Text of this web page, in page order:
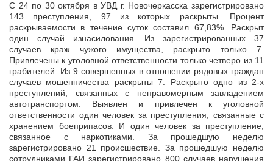
С 24 по 30 октября в УВД г. Новочеркасска зарегистрировано
143 преступления, 97 из которых раскрыты. Процент
раскрываемости в течение суток составил 67,83%. Раскрыт
один случай изнасилования. Из зарегистрированных 37
случаев краж чужого имущества, раскрыто только 7.
Привлечены к уголовной ответственности только четверо из 11
грабителей. Из 9 совершенных в отношении рядовых граждан
случаев мошенничества раскрыты 7. Раскрыто одно из 2-х
преступлений, связанных с неправомерным завладением
автотранспортом. Выявлен и привлечен к уголовной
ответственности один человек за преступления, связанные с
хранением боеприпасов. И один человек за преступление,
связанное с наркотиками. За прошедшую неделю
зарегистрировано 21 происшествие. За прошедшую неделю
сотрудниками ГАИ зарегистрировано 800 случаев нарушения